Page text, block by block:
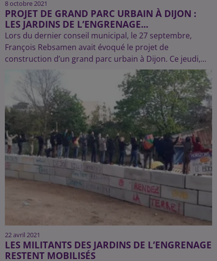
8 octobre 2021
PROJET DE GRAND PARC URBAIN À DIJON :
LES JARDINS DE L’ENGRENAGE...
Lors du dernier conseil municipal, le 27 septembre,
François Rebsamen avait évoqué le projet de
construction d’un grand parc urbain à Dijon. Ce jeudi,...
22 avril 2021
LES MILITANTS DES JARDINS DE L’ENGRENAGE
RESTENT MOBILISÉS